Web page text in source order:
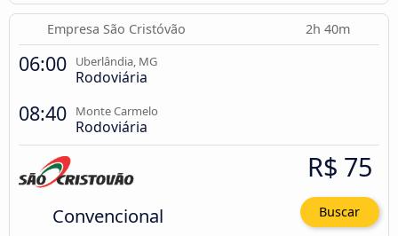
Empresa São Cristóvão 2h 40m
06:00 Uberlândia, MG
Rodoviária
08:40 Monte Carmelo
Rodoviária
Convencional
R$ 75
Buscar